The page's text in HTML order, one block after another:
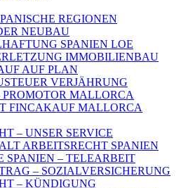
REGIONEN
NEUBAU
SPANIEN LOE
IMMOBILIENBAU
AUF PLAN
VERJÄHRUNG
MALLORCA
FINCAKAUF MALLORCA
– UNSER SERVICE
ARBEITSRECHT SPANIEN
SPANIEN – TELEARBEIT
– SOZIALVERSICHERUNG
– KÜNDIGUNG